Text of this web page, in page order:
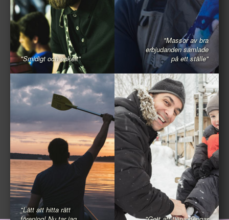
"Smidigt och enkelt"
"Massor av bra
erbjudanden samlade
på ett ställe"
"Lätt att hitta rätt